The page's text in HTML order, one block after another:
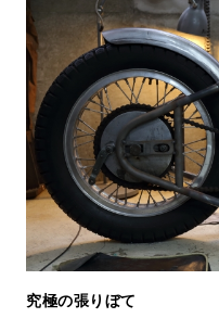
究極の張りぼて